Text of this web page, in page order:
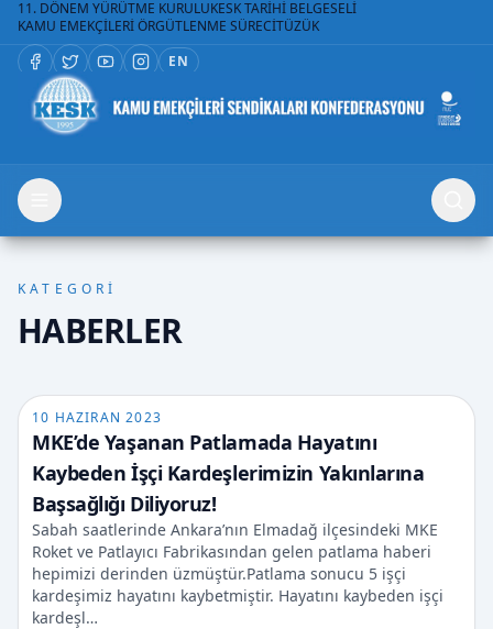
11. DÖNEM YÜRÜTME KURULUKESK TARİHİ BELGESELİ
KAMU EMEKÇİLERİ ÖRGÜTLENME SÜRECİTÜZÜK
EN
KATEGORİ
HABERLER
10 HAZIRAN 2023
MKE’de Yaşanan Patlamada Hayatını
Kaybeden İşçi Kardeşlerimizin Yakınlarına
Başsağlığı Diliyoruz!
Sabah saatlerinde Ankara’nın Elmadağ ilçesindeki MKE
Roket ve Patlayıcı Fabrikasından gelen patlama haberi
hepimizi derinden üzmüştür.Patlama sonucu 5 işçi
kardeşimiz hayatını kaybetmiştir. Hayatını kaybeden işçi
kardeşl…